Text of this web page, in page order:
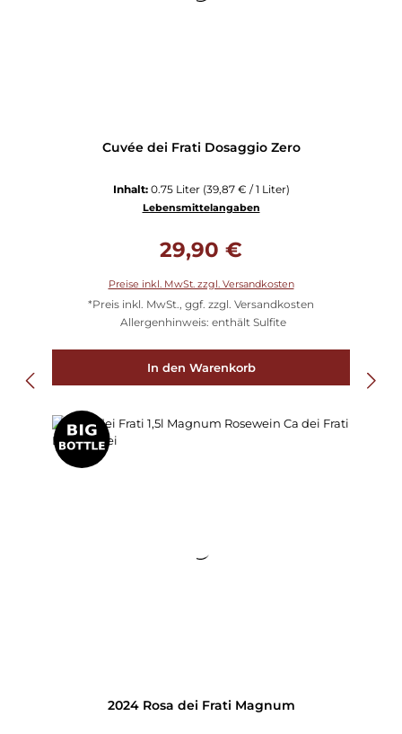
Cuvée dei Frati Dosaggio Zero
Inhalt: 0.75 Liter (39,87 € / 1 Liter)
Lebensmittelangaben
29,90 €
Preise inkl. MwSt. zzgl. Versandkosten
*Preis inkl. MwSt., ggf. zzgl. Versandkosten
Allergenhinweis: enthält Sulfite
In den Warenkorb
2024 Rosa dei Frati Magnum